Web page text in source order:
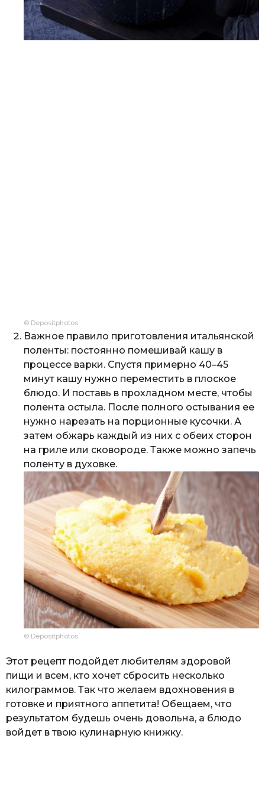
© Depositphotos
Важное правило приготовления итальянской
поленты: постоянно помешивай кашу в
процессе варки. Спустя примерно 40–45
минут кашу нужно переместить в плоское
блюдо. И поставь в прохладном месте, чтобы
полента остыла. После полного остывания ее
нужно нарезать на порционные кусочки. А
затем обжарь каждый из них с обеих сторон
на гриле или сковороде. Также можно запечь
поленту в духовке.
© Depositphotos
Этот рецепт подойдет любителям здоровой
пищи и всем, кто хочет сбросить несколько
килограммов. Так что желаем вдохновения в
готовке и приятного аппетита! Обещаем, что
результатом будешь очень довольна, а блюдо
войдет в твою кулинарную книжку.